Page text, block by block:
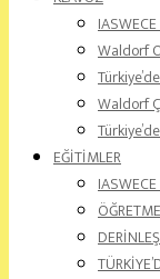
Waldorf
Waldorf
EĞİTİMLER